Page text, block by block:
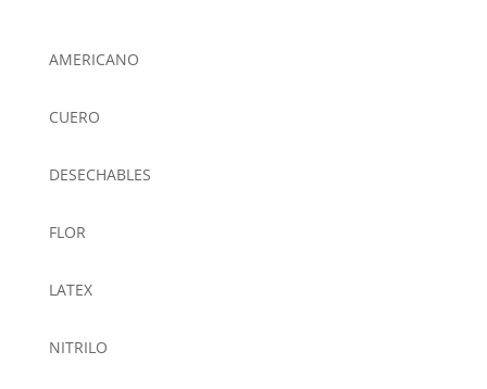
AMERICANO
CUERO
DESECHABLES
FLOR
LATEX
NITRILO